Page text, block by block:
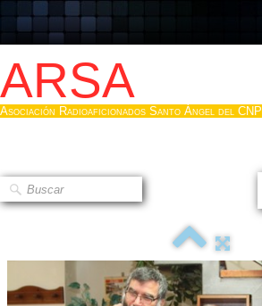
ARSA
Asociación Radioaficionados Santo Ángel del CNP
Que es la ARSA
Hacerse socio
Log diploma en Pdf